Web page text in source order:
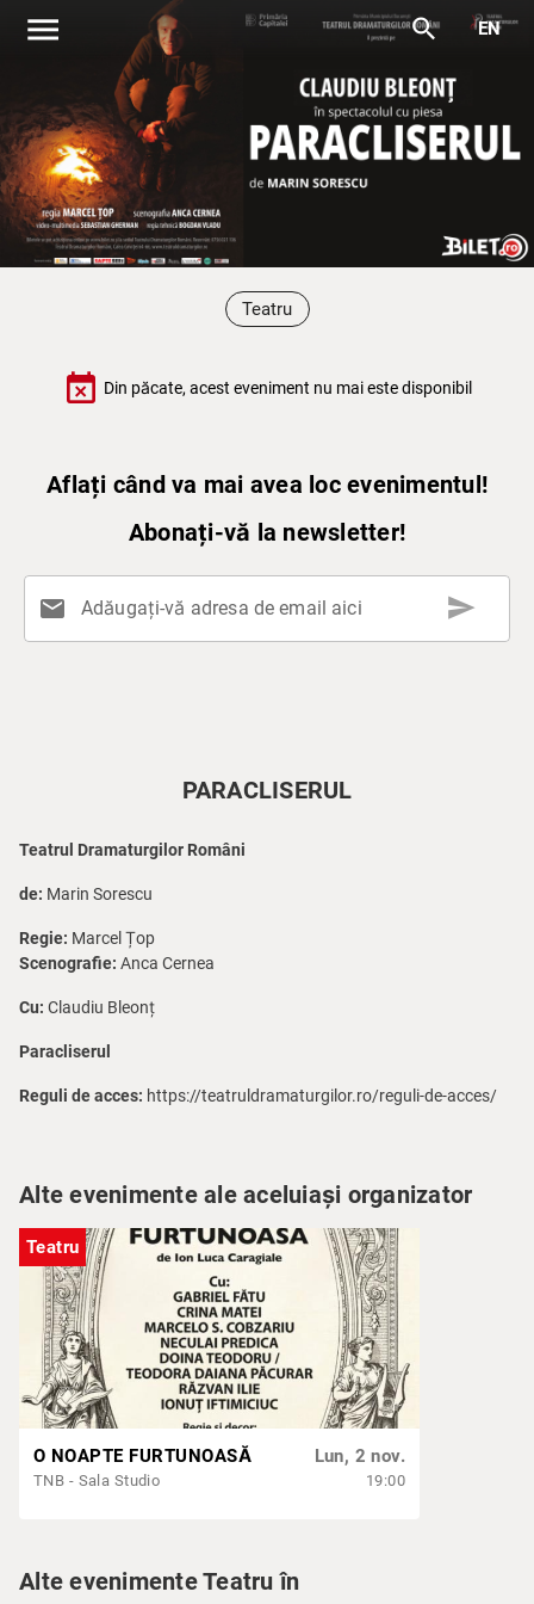
menu search EN
Teatru
event_busy Din păcate, acest eveniment nu mai este disponibil
Aflați când va mai avea loc evenimentul!
Abonați-vă la newsletter!
mail Adăugați-vă adresa de email aici send
PARACLISERUL
Teatrul Dramaturgilor Români
de: Marin Sorescu
Regie: Marcel Țop
Scenografie: Anca Cernea
Cu: Claudiu Bleonț
Paracliserul
Reguli de acces: https://teatruldramaturgilor.ro/reguli-de-acces/
Alte evenimente ale aceluiași organizator
Teatru
O NOAPTE FURTUNOASĂ
TNB - Sala Studio
Lun, 2 nov.
19:00
Alte evenimente Teatru în